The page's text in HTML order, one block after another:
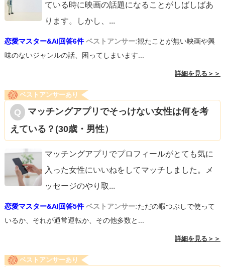
ている時に映画の話題になることがしばしばあ
ります。しかし、 ...
恋愛マスター&AI回答6件 ベストアンサー:観たことが無い映画や興
味のないジャンルの話、困ってしまいます...
詳細を見る＞＞
ベストアンサーあり
マッチングアプリでそっけない女性は何を考
えている？(30歳・男性）
マッチングアプリでプロフィールがとても気に
入った女性にいいねをしてマッチしました。メ
ッセージのやり取...
恋愛マスター&AI回答5件 ベストアンサー:ただの暇つぶしで使って
いるか、それが通常運転か、その他多数と...
詳細を見る＞＞
ベストアンサーあり